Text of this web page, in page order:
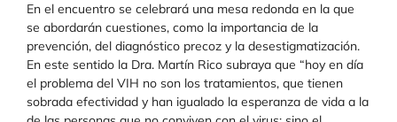
En el encuentro se celebrará una mesa redonda en la que
se abordarán cuestiones, como la importancia de la
prevención, del diagnóstico precoz y la desestigmatización.
En este sentido la Dra. Martín Rico subraya que “hoy en día
el problema del VIH no son los tratamientos, que tienen
sobrada efectividad y han igualado la esperanza de vida a la